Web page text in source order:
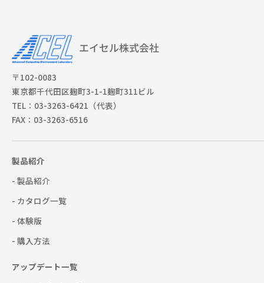
〒102-0083
東京都千代田区麹町3-1-1麹町311ビル
TEL：03-3263-6421（代表）
FAX：03-3263-6516
製品紹介
- 製品紹介
- カタログ一覧
- 体験版
- 購入方法
アップデート一覧